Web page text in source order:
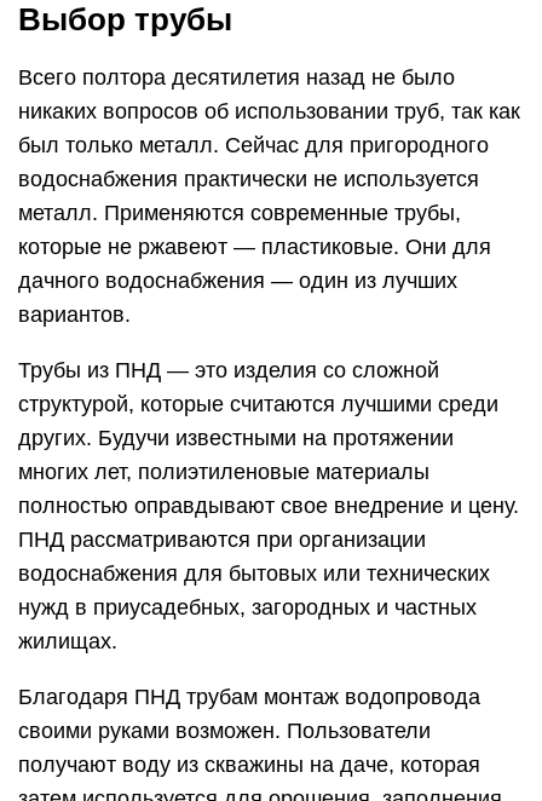
Выбор трубы
Всего полтора десятилетия назад не было
никаких вопросов об использовании труб, так как
был только металл. Сейчас для пригородного
водоснабжения практически не используется
металл. Применяются современные трубы,
которые не ржавеют — пластиковые. Они для
дачного водоснабжения — один из лучших
вариантов.
Трубы из ПНД — это изделия со сложной
структурой, которые считаются лучшими среди
других. Будучи известными на протяжении
многих лет, полиэтиленовые материалы
полностью оправдывают свое внедрение и цену.
ПНД рассматриваются при организации
водоснабжения для бытовых или технических
нужд в приусадебных, загородных и частных
жилищах.
Благодаря ПНД трубам монтаж водопровода
своими руками возможен. Пользователи
получают воду из скважины на даче, которая